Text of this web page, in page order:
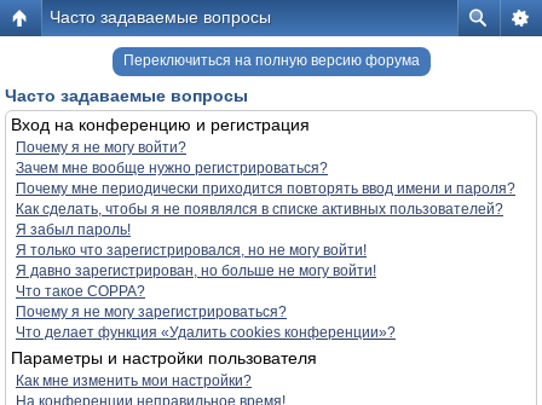
Часто задаваемые вопросы
Переключиться на полную версию форума
Часто задаваемые вопросы
Вход на конференцию и регистрация
Почему я не могу войти?
Зачем мне вообще нужно регистрироваться?
Почему мне периодически приходится повторять ввод имени и пароля?
Как сделать, чтобы я не появлялся в списке активных пользователей?
Я забыл пароль!
Я только что зарегистрировался, но не могу войти!
Я давно зарегистрирован, но больше не могу войти!
Что такое COPPA?
Почему я не могу зарегистрироваться?
Что делает функция «Удалить cookies конференции»?
Параметры и настройки пользователя
Как мне изменить мои настройки?
На конференции неправильное время!